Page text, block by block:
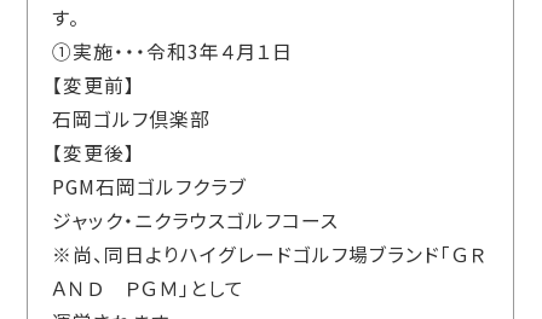
す。
①実施・・・令和3年４月１日
【変更前】
石岡ゴルフ倶楽部
【変更後】
PGM石岡ゴルフクラブ
ジャック・ニクラウスゴルフコース
※尚、同日よりハイグレードゴルフ場ブランド「ＧＲ
ＡＮＤ ＰＧＭ」として